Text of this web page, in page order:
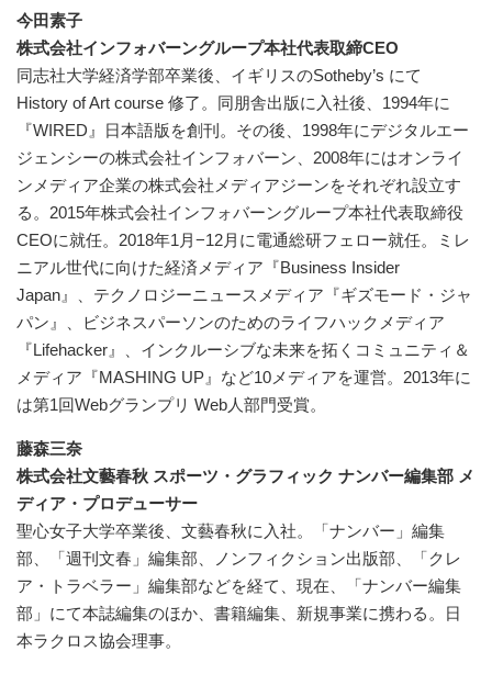
今田素子
株式会社インフォバーングループ本社代表取締CEO
同志社大学経済学部卒業後、イギリスのSotheby’s にて
History of Art course 修了。同朋舎出版に入社後、1994年に
『WIRED』日本語版を創刊。その後、1998年にデジタルエー
ジェンシーの株式会社インフォバーン、2008年にはオンライ
ンメディア企業の株式会社メディアジーンをそれぞれ設立す
る。2015年株式会社インフォバーングループ本社代表取締役
CEOに就任。2018年1月−12月に電通総研フェロー就任。ミレ
ニアル世代に向けた経済メディア『Business Insider
Japan』、テクノロジーニュースメディア『ギズモード・ジャ
パン』、ビジネスパーソンのためのライフハックメディア
『Lifehacker』、インクルーシブな未来を拓くコミュニティ＆
メディア『MASHING UP』など10メディアを運営。2013年に
は第1回Webグランプリ Web人部門受賞。
藤森三奈
株式会社文藝春秋 スポーツ・グラフィック ナンバー編集部 メ
ディア・プロデューサー
聖心女子大学卒業後、文藝春秋に入社。「ナンバー」編集
部、「週刊文春」編集部、ノンフィクション出版部、「クレ
ア・トラベラー」編集部などを経て、現在、「ナンバー編集
部」にて本誌編集のほか、書籍編集、新規事業に携わる。日
本ラクロス協会理事。